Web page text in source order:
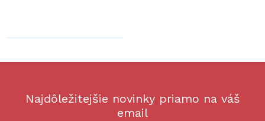
Najdôležitejšie novinky priamo na váš
email